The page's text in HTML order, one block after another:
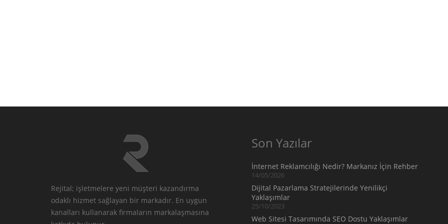
Rejital; işletmelere yeni müşteri kazandırma
odaklı hizmet sağlayan bir markadır. En uygun
kanalları kullanarak firmaların markalaşmasına
Son Yazılar
İnternet Reklamcılığı Nedir? Markanız İçin Rehber
14/05/2026
Dijital Pazarlama Stratejilerinde Yenilikçi
Yaklaşımlar
25/10/2023
Web Sitesi Tasarımında SEO Dostu Yaklaşımlar